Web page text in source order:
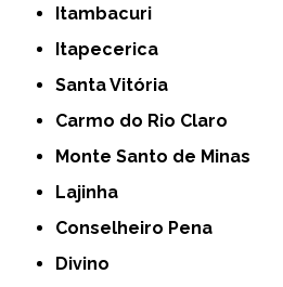
Itambacuri
Itapecerica
Santa Vitória
Carmo do Rio Claro
Monte Santo de Minas
Lajinha
Conselheiro Pena
Divino